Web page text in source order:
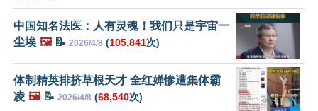
中国知名法医：人有灵魂！我们只是宇宙一
尘埃 🖼️📝 2026/4/8 (105,841次)
体制精英排挤草根天才 全红婵惨遭集体霸
凌 🖼️📝 2026/4/8 (68,540次)